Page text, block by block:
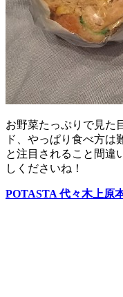
お野菜たっぷりで見た
ド、やっぱり食べ方は
と注目されること間違
しくださいね！
POTASTA 代々木上原